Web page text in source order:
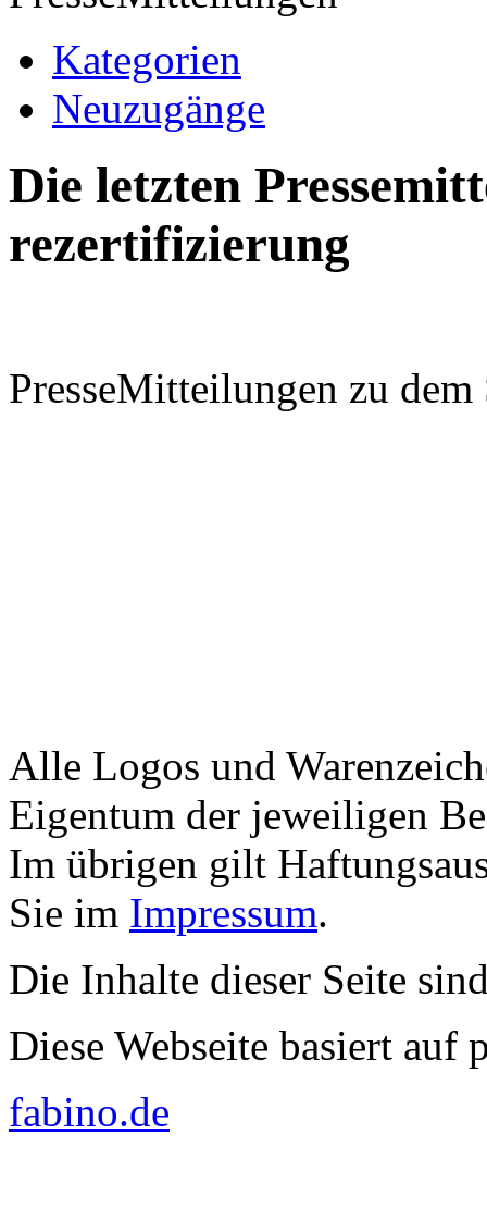
Kategorien
Neuzugänge
Die letzten
rezertifizierung
PresseMitteilungen zu
Alle Logos und
Eigentum der jeweiligen
Im übrigen gilt
Sie im Impressum.
Die Inhalte dieser Seite
Diese Webseite basiert auf
fabino.de